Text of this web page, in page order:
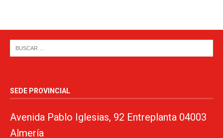
SEDE PROVINCIAL
Avenida Pablo Iglesias, 92 Entreplanta 04003
Almería